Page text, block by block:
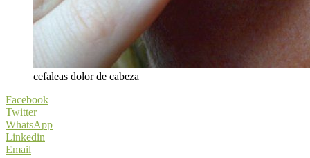
cefaleas dolor de cabeza
Facebook
Twitter
WhatsApp
Linkedin
Email